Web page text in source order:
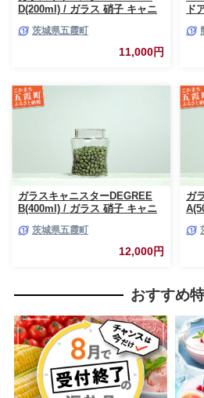
D(200ml) / ガラス 硝子 キャニ
耐熱 一生もの 職人 こだわり
JIDA デザインミュージアムセ
レクション 茨城県 五霞町
茨城県五霞町
11,000円
ド
ガラスキャニスターDEGREE
B(400ml) / ガラス 硝子 キャニ
耐熱 一生もの 職人 こだわり
JIDA デザインミュージアムセ
レクション 茨城県 五霞町
茨城県五霞町
12,000円
ガ
耐
レ
おすすめ